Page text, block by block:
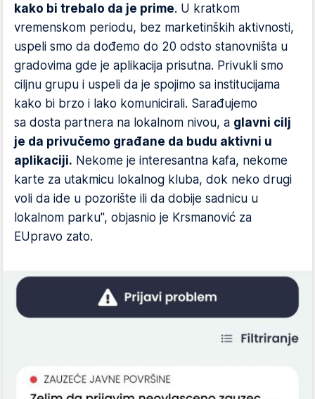
kako bi trebalo da je prime. U kratkom
vremenskom periodu, bez marketinških aktivnosti,
uspeli smo da dođemo do 20 odsto stanovništa u
gradovima gde je aplikacija prisutna. Privukli smo
ciljnu grupu i uspeli da je spojimo sa institucijama
kako bi brzo i lako komunicirali. Sarađujemo
sa dosta partnera na lokalnom nivou, a glavni cilj
je da privučemo građane da budu aktivni u
aplikaciji. Nekome je interesantna kafa, nekome
karte za utakmicu lokalnog kluba, dok neko drugi
voli da ide u pozorište ili da dobije sadnicu u
lokalnom parku", objasnio je Krsmanović za
EUpravo zato.